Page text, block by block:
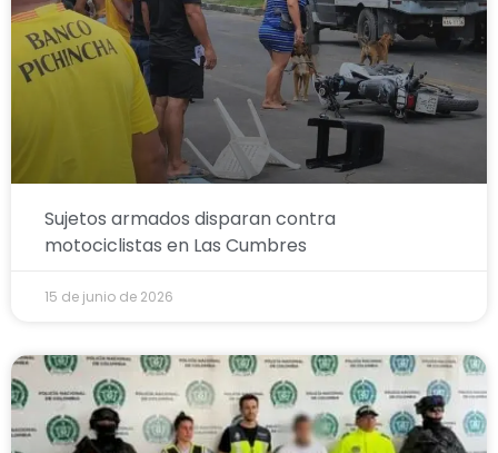
Sujetos armados disparan contra
motociclistas en Las Cumbres
15 de junio de 2026